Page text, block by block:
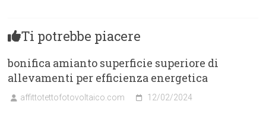
Ti potrebbe piacere
bonifica amianto superficie superiore di
allevamenti per efficienza energetica
affittotettofotovoltaico.com 12/02/2024